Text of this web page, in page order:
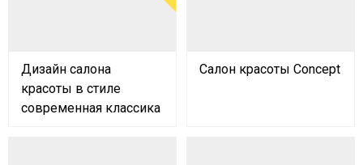
Дизайн салона
красоты в стиле
современная классика
Салон красоты Concept